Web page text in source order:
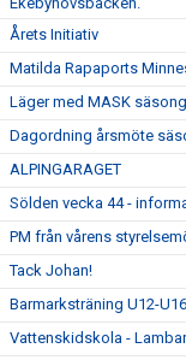
Årets Initiativ
Matilda Rapaports
Läger med MASK
Dagordning årsmöte
ALPINGARAGET
Sölden vecka 44 -
PM från vårens
Tack Johan!
Barmarksträning U12-U16
Vattenskidskola -